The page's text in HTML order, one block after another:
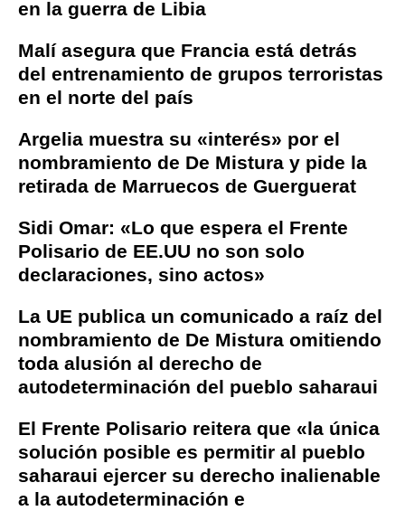
en la guerra de Libia
Malí asegura que Francia está detrás
del entrenamiento de grupos terroristas
en el norte del país
Argelia muestra su «interés» por el
nombramiento de De Mistura y pide la
retirada de Marruecos de Guerguerat
Sidi Omar: «Lo que espera el Frente
Polisario de EE.UU no son solo
declaraciones, sino actos»
La UE publica un comunicado a raíz del
nombramiento de De Mistura omitiendo
toda alusión al derecho de
autodeterminación del pueblo saharaui
El Frente Polisario reitera que «la única
solución posible es permitir al pueblo
saharaui ejercer su derecho inalienable
a la autodeterminación e